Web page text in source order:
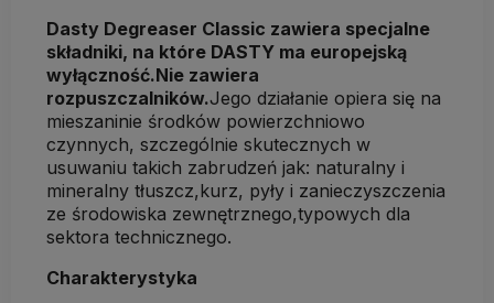
Dasty Degreaser Classic zawiera specjalne
składniki, na które DASTY ma europejską
wyłączność.Nie zawiera
rozpuszczalników.Jego działanie opiera się na
mieszaninie środków powierzchniowo
czynnych, szczególnie skutecznych w
usuwaniu takich zabrudzeń jak: naturalny i
mineralny tłuszcz,kurz, pyły i zanieczyszczenia
ze środowiska zewnętrznego,typowych dla
sektora technicznego.
Charakterystyka